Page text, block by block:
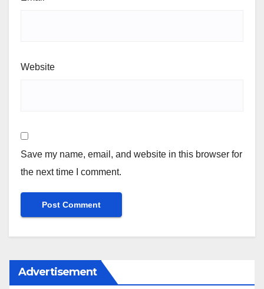
Website
Save my name, email, and website in this browser for
the next time I comment.
Advertisement